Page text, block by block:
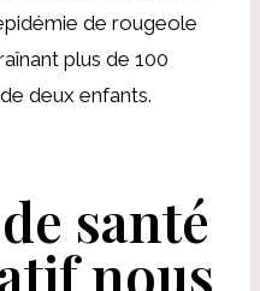
de rougeole
plus de 100
deux enfants.
santé
nous